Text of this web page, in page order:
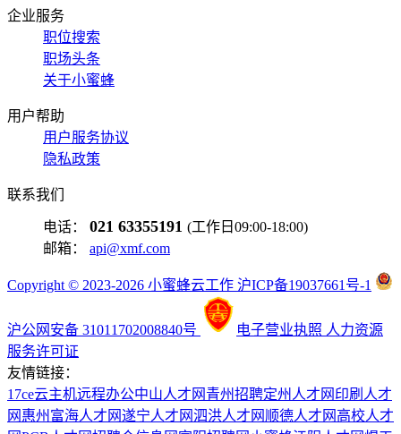
企业服务
职位搜索
职场头条
关于小蜜蜂
用户帮助
用户服务协议
隐私政策
联系我们
电话： 021 63355191 (工作日09:00-18:00)
邮箱： api@xmf.com
Copyright © 2023-2026 小蜜蜂云工作 沪ICP备19037661号-1
沪公网安备 31011702008840号 电子营业执照 人力资源
服务许可证
友情链接：
17ce云主机远程办公中山人才网 青州招聘定州人才网 印刷人才
网 惠州富海人才网遂宁人才网泗洪人才网 顺德人才网 高校人才